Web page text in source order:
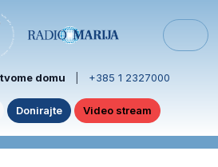
domu +385 1 2327000
Donirajte Video stream